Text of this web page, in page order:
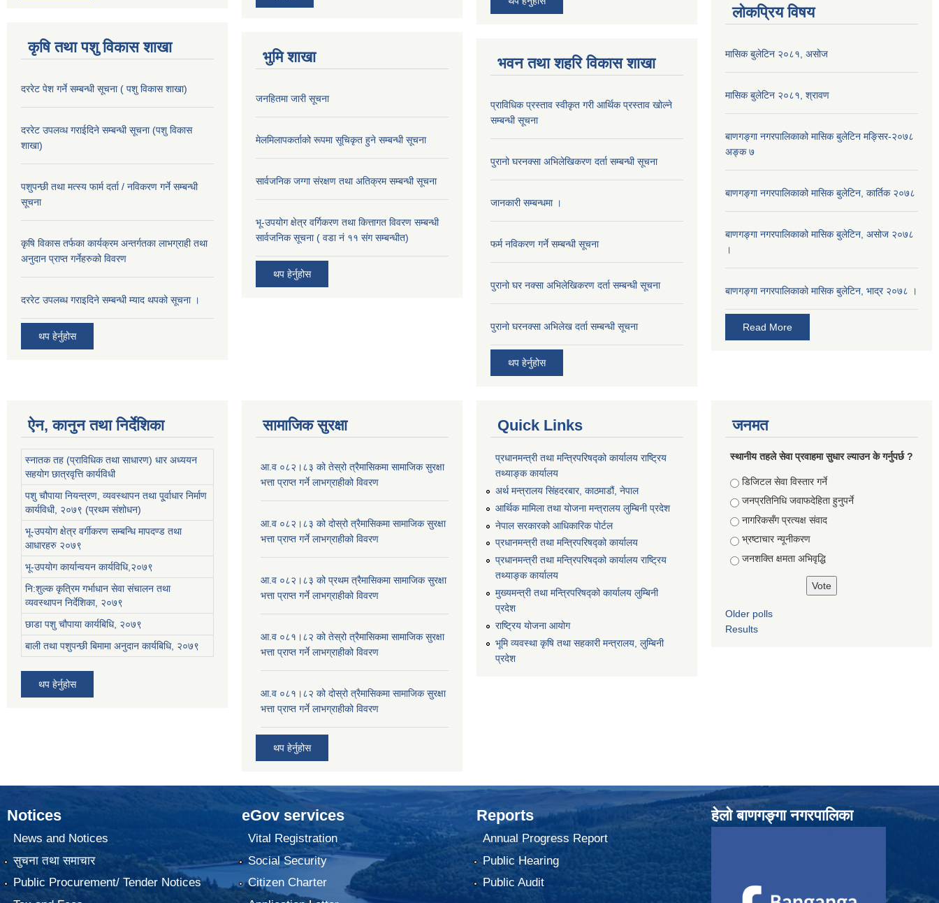
कृषि तथा पशु विकास शाखा
दररेट पेश गर्ने सम्बन्धी सूचना ( पशु विकास शाखा)
दररेट उपलव्ध गराईदिने सम्बन्धी सूचना (पशु विकास
शाखा)
पशुपन्छी तथा मत्स्य फार्म दर्ता / नविकरण गर्ने सम्बन्धी
सूचना
कृषि विकास तर्फका कार्यक्रम अन्तर्गतका लाभग्राही तथा
अनुदान प्राप्त गर्नेहरुको विवरण
दररेट उपलब्ध गराइदिने सम्बन्धी म्याद थपको सूचना ।
थप हेर्नुहोस
भुमि शाखा
जनहितमा जारी सूचना
मेलमिलापकर्ताको रूपमा सूचिकृत हुने सम्बन्धी सूचना
सार्वजनिक जग्गा संरक्षण तथा अतिक्रम सम्बन्धी सूचना
भू-उपयोग क्षेत्र वर्गिकरण तथा कित्तागत विवरण सम्बन्धी
सार्वजनिक सूचना ( वडा नं ११ संग सम्बन्धीत)
थप हेर्नुहोस
भवन तथा शहरि विकास शाखा
प्राविधिक प्रस्ताव स्वीकृत गरी आर्थिक प्रस्ताव खोल्ने
सम्बन्धी सूचना
पुरानो घरनक्सा अभिलेखिकरण दर्ता सम्बन्धी सूचना
जानकारी सम्बन्धमा ।
फर्म नविकरण गर्ने सम्बन्धी सूचना
पुरानो घर नक्सा अभिलेखिकरण दर्ता सम्बन्धी सूचना
पुरानो घरनक्सा अभिलेख दर्ता सम्बन्धी सूचना
थप हेर्नुहोस
लोकप्रिय विषय
मासिक बुलेटिन २०८१, असोज
मासिक बुलेटिन २०८१, श्रावण
बाणगङ्गा नगरपालिकाको मासिक बुलेटिन मङ्सिर-२०७८
अङ्क ७
बाणगङ्गा नगरपालिकाको मासिक बुलेटिन, कार्तिक २०७८
बाणगङ्गा नगरपालिकाको मासिक बुलेटिन, असोज २०७८
।
बाणगङ्गा नगरपालिकाकाे मासिक बुलेटिन, भाद्र २०७८ ।
Read More
ऐन, कानुन तथा निर्देशिका
स्नातक तह (प्राविधिक तथा साधारण) धार अध्ययन
सहयोग छात्रवृत्ति कार्यविधी
पशु चौपाया नियन्त्रण, व्यवस्थापन तथा पू्र्वाधार निर्माण
कार्यविधी, २०७९ (प्रथम संशोधन)
भू-उपयोग क्षेत्र वर्गीकरण सम्बन्धि मापदण्ड तथा
आधारहरु २०७९
भू-उपयोग कार्यान्वयन कार्यविधि,२०७९
नि:शुल्क कृत्रिम गर्भाधान सेवा संचालन तथा
व्यवस्थापन निर्देशिका, २०७९
छाडा पशु चौपाया कार्यबिधि, २०७९
बाली तथा पशुपन्छी बिमामा अनुदान कार्यबिधि, २०७९
थप हेर्नुहोस
सामाजिक सुरक्षा
आ.व ०८२।८३ को तेस्रो त्रैमासिकमा सामाजिक सुरक्षा
भत्ता प्राप्त गर्ने लाभग्राहीको विवरण
आ.व ०८२।८३ को दोस्रो त्रैमासिकमा सामाजिक सुरक्षा
भत्ता प्राप्त गर्ने लाभग्राहीको विवरण
आ.व ०८२।८३ को प्रथम त्रैमासिकमा सामाजिक सुरक्षा
भत्ता प्राप्त गर्ने लाभग्राहीको विवरण
आ.व ०८१।८२ को तेस्रो त्रैमासिकमा सामाजिक सुरक्षा
भत्ता प्राप्त गर्ने लाभग्राहीको विवरण
आ.व ०८१।८२ को दोस्रो त्रैमासिकमा सामाजिक सुरक्षा
भत्ता प्राप्त गर्ने लाभग्राहीको विवरण
थप हेर्नुहोस
Quick Links
प्रधानमन्त्री तथा मन्त्रिपरिषद्को कार्यालय राष्ट्रिय
तथ्याङ्क कार्यालय
अर्थ मन्त्रालय सिंहदरबार, काठमाडौं, नेपाल
आर्थिक मामिला तथा योजना मन्त्रालय लुम्बिनी प्रदेश
नेपाल सरकारको आधिकारिक पोर्टल
प्रधानमन्त्री तथा मन्त्रिपरिषद्को कार्यालय
प्रधानमन्त्री तथा मन्त्रिपरिषद्को कार्यालय राष्ट्रिय
तथ्याङ्क कार्यालय
मुख्यमन्त्री तथा मन्त्रिपरिषद्को कार्यालय लुम्बिनी
प्रदेश
राष्ट्रिय योजना आयोग
भूमि व्यवस्था कृषि तथा सहकारी मन्त्रालय, लुम्बिनी
प्रदेश
जनमत
स्थानीय तहले सेवा प्रवाहमा सुधार ल्याउन के गर्नुपर्छ ?
Choices
डिजिटल सेवा विस्तार गर्ने
जनप्रतिनिधि जवाफदेहिता हुनुपर्ने
नागरिकसँग प्रत्यक्ष संवाद
भ्रष्टाचार न्यूनीकरण
जनशक्ति क्षमता अभिवृद्धि
Older polls
Results
Notices
News and Notices
सुचना तथा समाचार
Public Procurement/ Tender Notices
eGov services
Vital Registration
Social Security
Citizen Charter
Reports
Annual Progress Report
Public Hearing
Public Audit
हेलाे बाणगङ्गा नगरपालिका